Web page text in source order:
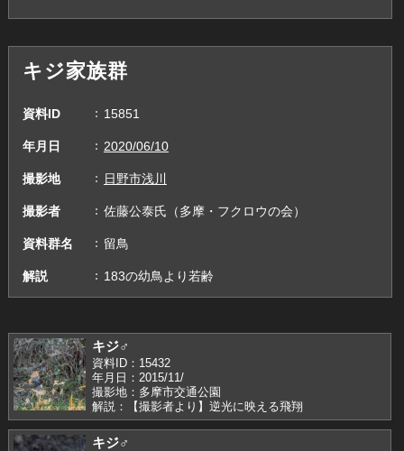
キジ家族群
資料ID 15851
年月日 2020/06/10
撮影地 日野市浅川
撮影者 佐藤公泰氏（多摩・フクロウの会）
資料群名 留鳥
解説 183の幼鳥より若齢
キジ♂
資料ID：15432
年月日：2015/11/
撮影地：多摩市交通公園
解説：【撮影者より】逆光に映える飛翔
キジ♂